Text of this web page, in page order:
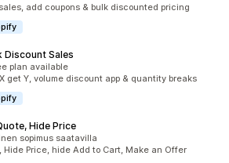
add coupons & bulk discounted pricing
Discount Sales
plan available
get Y, volume discount app & quantity breaks
Hide Price
sopimus saatavilla
Hide Price, hide Add to Cart, Make an Offer